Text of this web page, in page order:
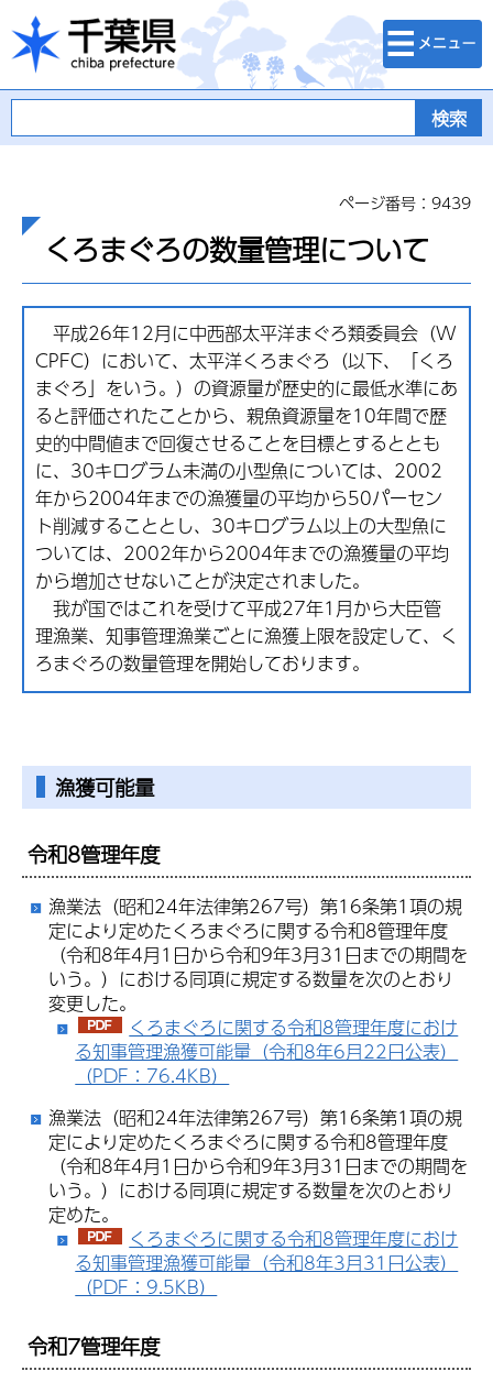
千葉県
検索・メニュ
ー
ページ番号：9439
くろまぐろの数量管理について
平成26年12月に中西部太平洋まぐろ類委員会（W
CPFC）において、太平洋くろまぐろ（以下、「くろ
まぐろ」をいう。）の資源量が歴史的に最低水準にあ
ると評価されたことから、親魚資源量を10年間で歴
史的中間値まで回復させることを目標とするととも
に、30キログラム未満の小型魚については、2002
年から2004年までの漁獲量の平均から50パーセン
ト削減することとし、30キログラム以上の大型魚に
ついては、2002年から2004年までの漁獲量の平均
から増加させないことが決定されました。
我が国ではこれを受けて平成27年1月から大臣管
理漁業、知事管理漁業ごとに漁獲上限を設定して、く
ろまぐろの数量管理を開始しております。
漁獲可能量
令和8管理年度
漁業法（昭和24年法律第267号）第16条第1項の規
定により定めたくろまぐろに関する令和8管理年度
（令和8年4月1日から令和9年3月31日までの期間を
いう。）における同項に規定する数量を次のとおり
変更した。
くろまぐろに関する令和8管理年度におけ
る知事管理漁獲可能量（令和8年6月22日公表）
（PDF：76.4KB）
漁業法（昭和24年法律第267号）第16条第1項の規
定により定めたくろまぐろに関する令和8管理年度
（令和8年4月1日から令和9年3月31日までの期間を
いう。）における同項に規定する数量を次のとおり
定めた。
くろまぐろに関する令和8管理年度におけ
る知事管理漁獲可能量（令和8年3月31日公表）
（PDF：9.5KB）
令和7管理年度